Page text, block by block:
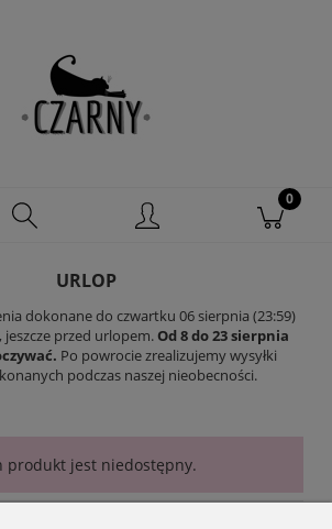
URLOP
dokonane do czwartku 06 sierpnia (23:59)
przed urlopem. Od 8 do 23 sierpnia
Po powrocie zrealizujemy wysyłki
podczas naszej nieobecności.
produkt jest niedostępny.